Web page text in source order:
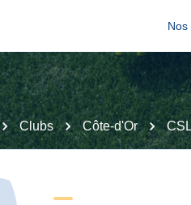
Nos
Clubs Côte-d'Or